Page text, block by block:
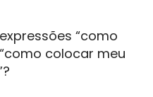
“como
colocar meu